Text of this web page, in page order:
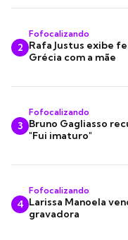
2
Fofocalizando
Rafa Justus exibe
Grécia com a mãe
3
Fofocalizando
Bruno Gagliasso
"Fui imaturo"
4
Fofocalizando
Larissa Manoela
gravadora